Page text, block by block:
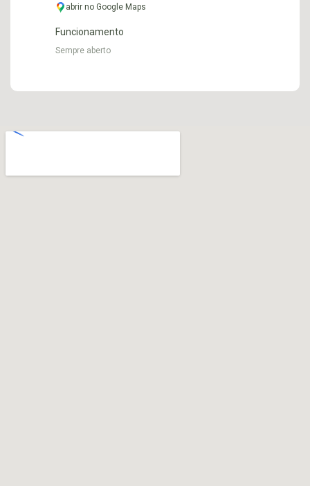
abrir no Google Maps
Funcionamento
Sempre aberto